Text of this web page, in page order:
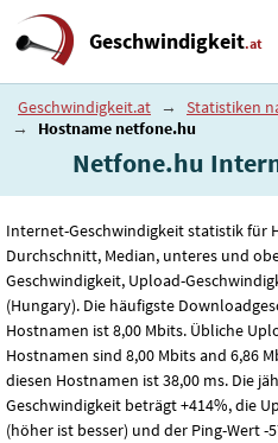
Geschwindigkeit.at
Geschwindigkeit.at → Statistiken
→
Hostname netfone.hu
Netfone.hu
Internet-Geschwindigkeit statistik für
Durchschnitt, Median, unteres und
Geschwindigkeit, Upload-
(Hungary). Die häufigste
Hostnamen ist 8,00 Mbits. Übliche
Hostnamen sind 8,00 Mbits and 6,86
diesen Hostnamen ist 38,00 ms. Die
Geschwindigkeit beträgt +414%, die
(höher ist besser) und der Ping-Wert -